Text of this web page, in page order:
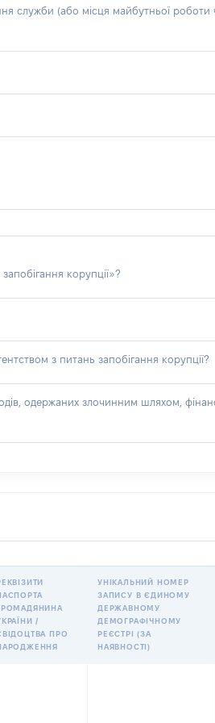
служби (або місця майбутньої
корупції»?
з питань запобігання корупції?
одержаних злочинним шляхом,
/
ПРО
УНІКАЛЬНИЙ НОМЕР
ЗАПИСУ В ЄДИНОМУ
ДЕРЖАВНОМУ
ДЕМОГРАФІЧНОМУ
РЕЄСТРІ (ЗА
НАЯВНОСТІ)